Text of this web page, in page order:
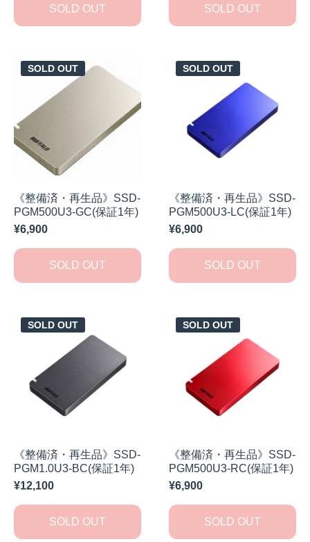
SOLD OUT SOLD OUT
SOLD OUT
《整備済・再生品》SSD-
PGM500U3-GC(保証1年)
¥6,900
SOLD OUT
SOLD OUT
《整備済・再生品》SSD-
PGM500U3-LC(保証1年)
¥6,900
SOLD OUT
SOLD OUT
《整備済・再生品》SSD-
PGM1.0U3-BC(保証1年)
¥12,100
SOLD OUT
SOLD OUT
《整備済・再生品》SSD-
PGM500U3-RC(保証1年)
¥6,900
SOLD OUT